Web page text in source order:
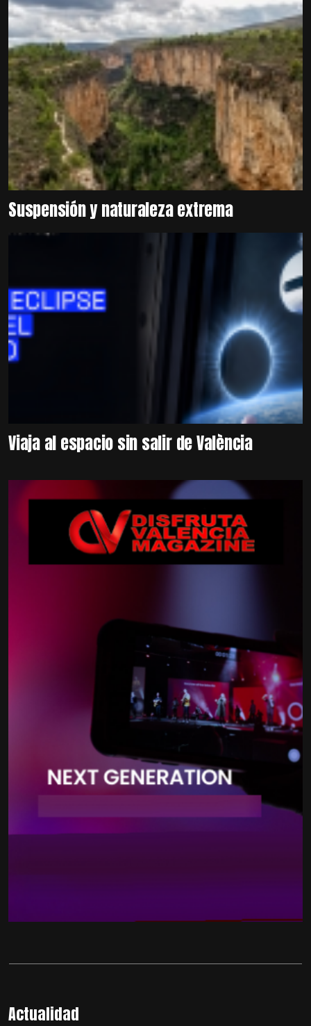
Suspensión y naturaleza extrema
Viaja al espacio sin salir de València
Actualidad